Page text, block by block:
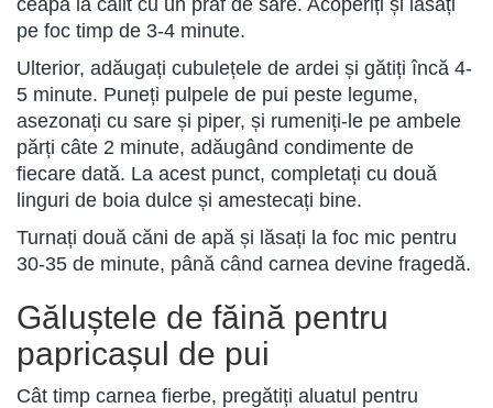
ceapa la călit cu un praf de sare. Acoperiți și lăsați
pe foc timp de 3-4 minute.
Ulterior, adăugați cubulețele de ardei și gătiți încă 4-
5 minute. Puneți pulpele de pui peste legume,
asezonați cu sare și piper, și rumeniți-le pe ambele
părți câte 2 minute, adăugând condimente de
fiecare dată. La acest punct, completați cu două
linguri de boia dulce și amestecați bine.
Turnați două căni de apă și lăsați la foc mic pentru
30-35 de minute, până când carnea devine fragedă.
Găluștele de făină pentru
papricașul de pui
Cât timp carnea fierbe, pregătiți aluatul pentru